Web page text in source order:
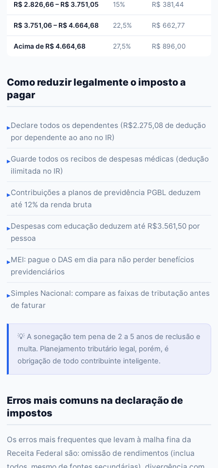
R$ 2.826,66 – R$ 3.751,05 15% R$ 381,44
R$ 3.751,06 – R$ 4.664,68 22,5% R$ 662,77
Acima de R$ 4.664,68 27,5% R$ 896,00
Como reduzir legalmente o imposto a
pagar
▸Declare todos os dependentes (R$2.275,08 de dedução
por dependente ao ano no IR)
▸Guarde todos os recibos de despesas médicas (dedução
ilimitada no IR)
▸Contribuições a planos de previdência PGBL deduzem
até 12% da renda bruta
▸Despesas com educação deduzem até R$3.561,50 por
pessoa
▸MEI: pague o DAS em dia para não perder benefícios
previdenciários
▸Simples Nacional: compare as faixas de tributação antes
de faturar
💡 A sonegação tem pena de 2 a 5 anos de reclusão e
multa. Planejamento tributário legal, porém, é
obrigação de todo contribuinte inteligente.
Erros mais comuns na declaração de
impostos
Os erros mais frequentes que levam à malha fina da
Receita Federal são: omissão de rendimentos (inclua